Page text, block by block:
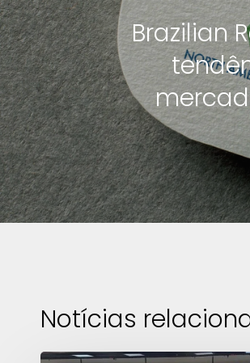
Brazilian
Notícias